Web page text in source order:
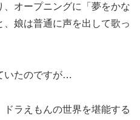
オープニングに「夢をかな
娘は普通に声を出して歌っ
いたのですが…
ラえもんの世界を堪能する